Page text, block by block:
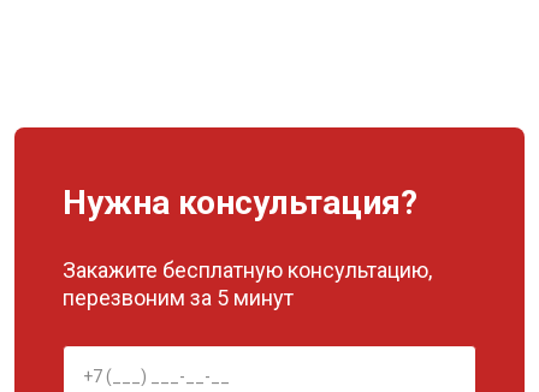
Нужна консультация?
Закажите бесплатную консультацию,
перезвоним за 5 минут